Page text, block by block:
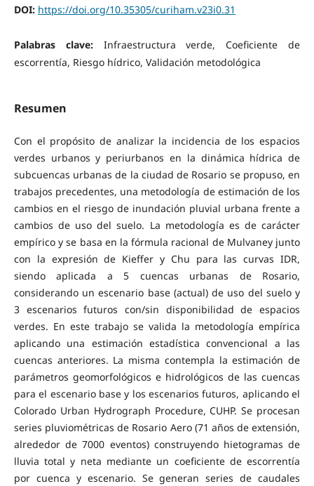
DOI: https://doi.org/10.35305/curiham.v23i0.31
Palabras clave: Infraestructura verde, Coeficiente de
escorrentía, Riesgo hídrico, Validación metodológica
Resumen
Con el propósito de analizar la incidencia de los espacios
verdes urbanos y periurbanos en la dinámica hídrica de
subcuencas urbanas de la ciudad de Rosario se propuso, en
trabajos precedentes, una metodología de estimación de los
cambios en el riesgo de inundación pluvial urbana frente a
cambios de uso del suelo. La metodología es de carácter
empírico y se basa en la fórmula racional de Mulvaney junto
con la expresión de Kieffer y Chu para las curvas IDR,
siendo aplicada a 5 cuencas urbanas de Rosario,
considerando un escenario base (actual) de uso del suelo y
3 escenarios futuros con/sin disponibilidad de espacios
verdes. En este trabajo se valida la metodología empírica
aplicando una estimación estadística convencional a las
cuencas anteriores. La misma contempla la estimación de
parámetros geomorfológicos e hidrológicos de las cuencas
para el escenario base y los escenarios futuros, aplicando el
Colorado Urban Hydrograph Procedure, CUHP. Se procesan
series pluviométricas de Rosario Aero (71 años de extensión,
alrededor de 7000 eventos) construyendo hietogramas de
lluvia total y neta mediante un coeficiente de escorrentía
por cuenca y escenario. Se generan series de caudales